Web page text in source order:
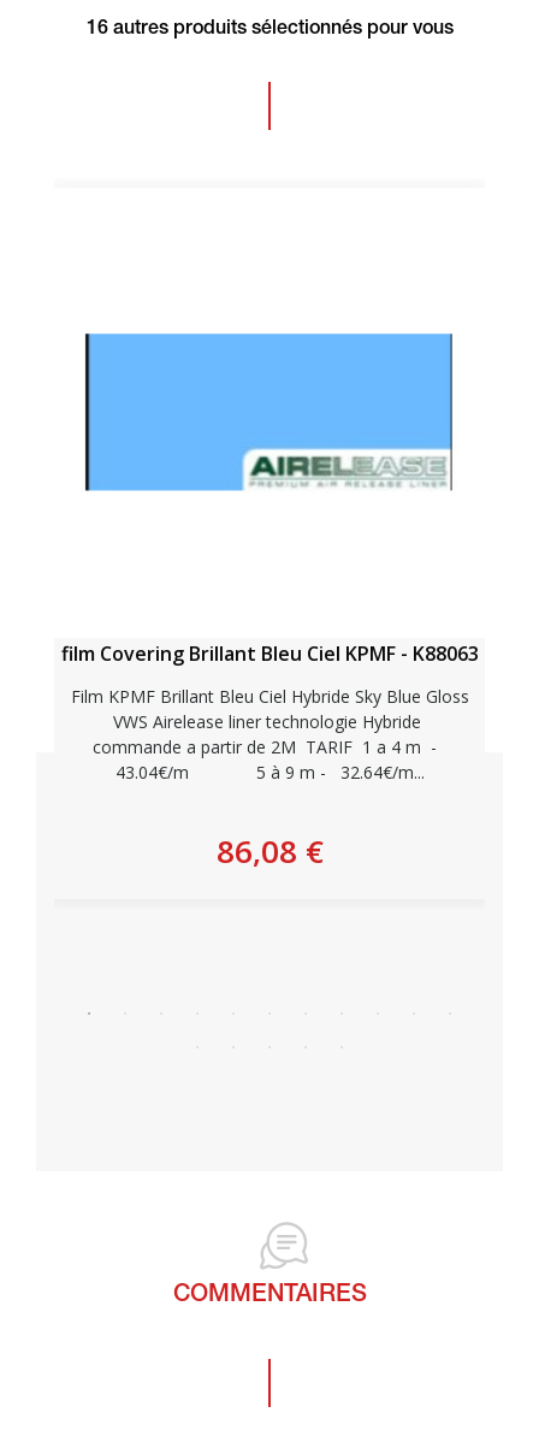
16 autres produits sélectionnés pour vous
Personnaliser
film Covering Brillant Bleu Ciel KPMF - K88063
Film KPMF Brillant Bleu Ciel Hybride Sky Blue Gloss
VWS Airelease liner technologie Hybride
commande a partir de 2M TARIF 1 a 4 m -
43.04€/m 5 à 9 m - 32.64€/m...
86,08 €
COMMENTAIRES